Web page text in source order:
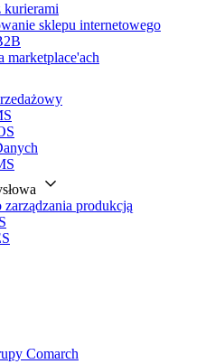
kurierami
sklepu internetowego
marketplace'ach
zarządzania produkcją
Comarch